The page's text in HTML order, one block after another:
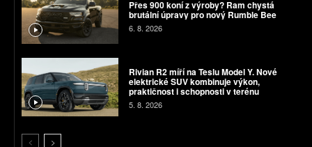
Přes 900 koní z výroby? Ram chystá
brutální úpravy pro nový Rumble Bee
6. 8. 2026
Rivian R2 míří na Teslu Model Y. Nové
elektrické SUV kombinuje výkon,
praktičnost i schopnosti v terénu
5. 8. 2026